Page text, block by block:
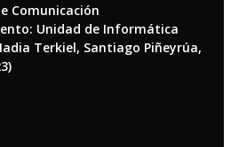
Comunicación
Unidad de Informática
Terkiel, Santiago Piñeyrúa,